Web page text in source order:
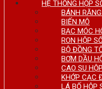
HỆ THỐNG HỘP
BÁNH
BIẾN MÔ
BẠC MÓC
RON HỘP
BỘ ĐỒNG
BƠM DẦU
CAO SU
KHỚP CẠC
LÁ BỐ HỘP